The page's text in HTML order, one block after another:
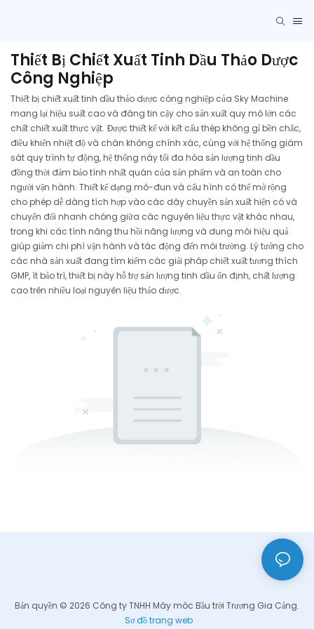
Thiết Bị Chiết Xuất Tinh Dầu Thảo Dược
Công Nghiệp
Thiết bị chiết xuất tinh dầu thảo dược công nghiệp của Sky Machine
mang lại hiệu suất cao và đáng tin cậy cho sản xuất quy mô lớn các
chất chiết xuất thực vật. Được thiết kế với kết cấu thép không gỉ bền chắc,
điều khiển nhiệt độ và chân không chính xác, cùng với hệ thống giám
sát quy trình tự động, hệ thống này tối đa hóa sản lượng tinh dầu
đồng thời đảm bảo tính nhất quán của sản phẩm và an toàn cho
người vận hành. Thiết kế dạng mô-đun và cấu hình có thể mở rộng
cho phép dễ dàng tích hợp vào các dây chuyền sản xuất hiện có và
chuyển đổi nhanh chóng giữa các nguyên liệu thực vật khác nhau,
trong khi các tính năng thu hồi năng lượng và dung môi hiệu quả
giúp giảm chi phí vận hành và tác động đến môi trường. Lý tưởng cho
các nhà sản xuất đang tìm kiếm các giải pháp chiết xuất tương thích
GMP, ít bảo trì, thiết bị này hỗ trợ sản lượng tinh dầu ổn định, chất lượng
cao trên nhiều loại nguyên liệu thảo dược.
Bản quyền © 2026 Công ty TNHH Máy móc Bầu trời Trương Gia Cảng.
Sơ đồ trang web